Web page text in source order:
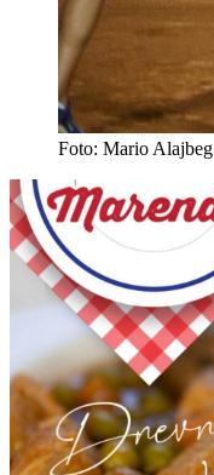
Foto: Mario Alajbeg